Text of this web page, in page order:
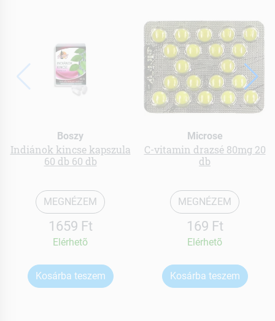
Boszy
Indiánok kincse kapszula
60 db 60 db
MEGNÉZEM
1659 Ft
Elérhetõ
Kosárba teszem
Microse
C-vitamin drazsé 80mg 20
db
MEGNÉZEM
169 Ft
Elérhetõ
Kosárba teszem